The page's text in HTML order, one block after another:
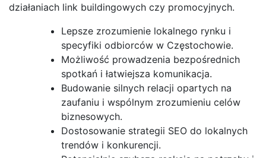
działaniach link buildingowych czy promocyjnych.
Lepsze zrozumienie lokalnego rynku i
specyfiki odbiorców w Częstochowie.
Możliwość prowadzenia bezpośrednich
spotkań i łatwiejsza komunikacja.
Budowanie silnych relacji opartych na
zaufaniu i wspólnym zrozumieniu celów
biznesowych.
Dostosowanie strategii SEO do lokalnych
trendów i konkurencji.